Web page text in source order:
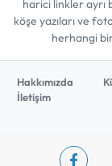
harici linkler ayrı
köşe yazıları ve
herhangi
Hakkımızda
İletişim